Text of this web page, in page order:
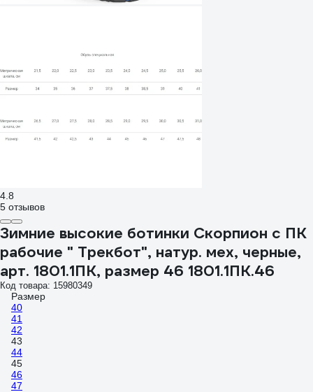
4.8
5 отзывов
Зимние высокие ботинки Скорпион с ПК
рабочие " Трекбот", натур. мех, черные,
арт. 1801.1ПК, размер 46 1801.1ПК.46
Код товара: 15980349
Размер
40
41
42
43
44
45
46
47